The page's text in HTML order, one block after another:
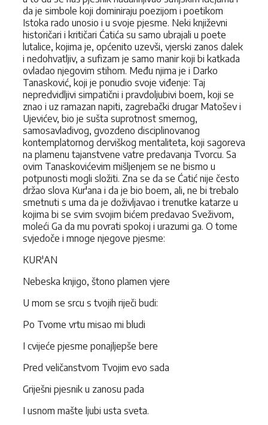
da je simbole koji dominiraju poezijom i poetikom
Istoka rado unosio i u svoje pjesme. Neki književni
historičari i kritičari Ćatića su samo ubrajali u poete
lutalice, kojima je, općenito uzevši, vjerski zanos dalek
i nedohvatljiv, a sufizam je samo manir koji bi katkada
ovladao njegovim stihom. Među njima je i Darko
Tanasković, koji je ponudio svoje viđenje: Taj
nepredvidljivi simpatični i pravdoljubivi boem, koji se
znao i uz ramazan napiti, zagrebački drugar Matošev i
Ujevićev, bio je sušta suprotnost smernog,
samosavladivog, gvozdeno disciplinovanog
kontemplatornog derviškog mentaliteta, koji sagoreva
na plamenu tajanstvene vatre predavanja Tvorcu. Sa
ovim Tanaskovićevim mišljenjem se ne bismo u
potpunosti mogli složiti. Zna se da se Ćatić nije često
držao slova Kur'ana i da je bio boem, ali, ne bi trebalo
smetnuti s uma da je doživljavao i trenutke katarze u
kojima bi se svim svojim bićem predavao Sveživom,
moleći Ga da mu povrati spokoj i urazumi ga. O tome
svjedoče i mnoge njegove pjesme:
KUR'AN
Nebeska knjigo, štono plamen vjere
U mom se srcu s tvojih riječi budi:
Po Tvome vrtu misao mi bludi
I cvijeće pjesme ponajljepše bere
Pred veličanstvom Tvojim evo sada
Griješni pjesnik u zanosu pada
I usnom mašte ljubi usta sveta.